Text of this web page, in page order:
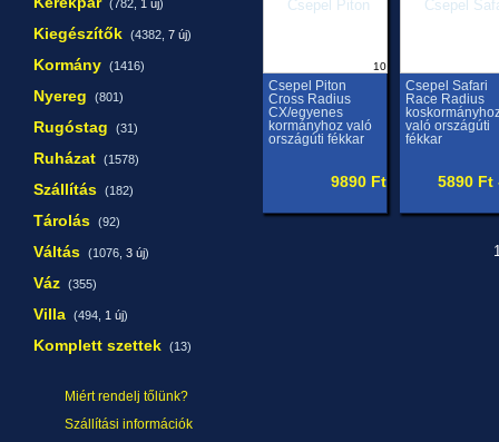
(782, 1 új)
Kiegészítők (4382, 7 új)
Kormány (1416)
Nyereg (801)
Rugóstag (31)
Ruházat (1578)
Szállítás (182)
Tárolás (92)
Váltás (1076, 3 új)
Váz (355)
Villa (494, 1 új)
Komplett szettek (13)
Miért rendelj tőlünk?
Szállítási információk
10
Csepel Piton
Cross Radius
CX/egyenes
kormányhoz való
országúti fékkar
9890 Ft
Csepel Safari
Race Radius
való országúti
fékkar
5890 Ft